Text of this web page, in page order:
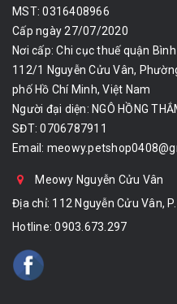
MST: 0316408966
Cấp ngày 27/07/2020
Nơi cấp: Chi cục thuế quận
112/1 Nguyễn Cửu Vân,
phố Hồ Chí Minh, Việt Nam
Người đại diện: NGÔ HỒNG
SĐT: 0706787911
Email:
Meowy Nguyễn Cửu Vân
Địa chỉ: 112 Nguyễn Cửu Vân,
Hotline:0903.673.297